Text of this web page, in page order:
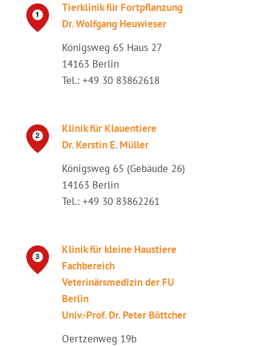
Tierklinik für Fortpflanzung
Dr. Wolfgang Heuwieser
Königsweg 65 Haus 27
14163 Berlin
Tel.: +49 30 83862618
Klinik für Klauentiere
Dr. Kerstin E. Müller
Königsweg 65 (Gebäude 26)
14163 Berlin
Tel.: +49 30 83862261
Klinik für kleine Haustiere
Fachbereich
Veterinärsmedizin der FU
Berlin
Univ.-Prof. Dr. Peter Böttcher
Oertzenweg 19b